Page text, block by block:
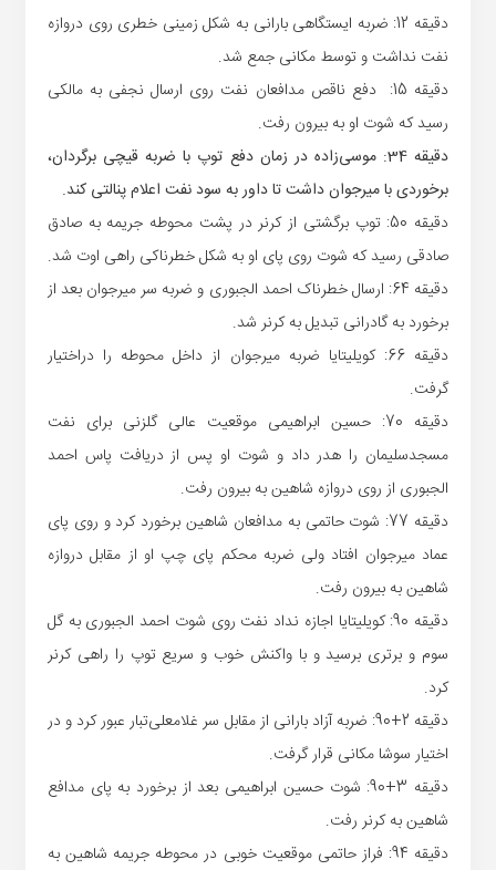
دقیقه 12: ضربه ایستگاهی بارانی به شکل زمینی خطری روی دروازه
نفت نداشت و توسط مکانی جمع شد.
دقیقه 15: دفع ناقص مدافعان نفت روی ارسال نجفی به مالکی
رسید که شوت او به بیرون رفت.
دقیقه 34: موسی‌زاده در زمان دفع توپ با ضربه قیچی برگردان،
برخوردی با میرجوان داشت تا داور به سود نفت اعلام پنالتی کند.
دقیقه 50: توپ برگشتی از کرنر در پشت محوطه جریمه به صادق
صادقی رسید که شوت روی پای او به شکل خطرناکی راهی اوت شد.
دقیقه 64: ارسال خطرناک احمد الجبوری و ضربه سر میرجوان بعد از
برخورد به گادرانی تبدیل به کرنر شد.
دقیقه 66: کویلیتایا ضربه میرجوان از داخل محوطه را دراختیار
گرفت.
دقیقه 70: حسین ابراهیمی موقعیت عالی گلزنی برای نفت
مسجدسلیمان را هدر داد و شوت او پس از دریافت پاس احمد
الجبوری از روی دروازه شاهین به بیرون رفت.
دقیقه 77: شوت حاتمی به مدافعان شاهین برخورد کرد و روی پای
عماد میرجوان افتاد ولی ضربه محکم پای چپ او از مقابل دروازه
شاهین به بیرون رفت.
دقیقه 90: کویلیتایا اجازه نداد نفت روی شوت احمد الجبوری به گل
سوم و برتری برسید و با واکنش خوب و سریع توپ را راهی کرنر
کرد.
دقیقه 2+90: ضربه آزاد بارانی از مقابل سر غلامعلی‌تبار عبور کرد و در
اختیار سوشا مکانی قرار گرفت.
دقیقه 3+90: شوت حسین ابراهیمی بعد از برخورد به پای مدافع
شاهین به کرنر رفت.
دقیقه 94: فراز حاتمی موقعیت خوبی در محوطه جریمه شاهین به